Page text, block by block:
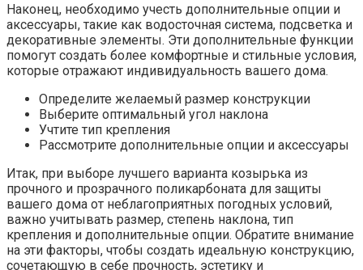
Наконец, необходимо учесть дополнительные опции и
аксессуары, такие как водосточная система, подсветка и
декоративные элементы. Эти дополнительные функции
помогут создать более комфортные и стильные условия,
которые отражают индивидуальность вашего дома.
Определите желаемый размер конструкции
Выберите оптимальный угол наклона
Учтите тип крепления
Рассмотрите дополнительные опции и аксессуары
Итак, при выборе лучшего варианта козырька из
прочного и прозрачного поликарбоната для защиты
вашего дома от неблагоприятных погодных условий,
важно учитывать размер, степень наклона, тип
крепления и дополнительные опции. Обратите внимание
на эти факторы, чтобы создать идеальную конструкцию,
сочетающую в себе прочность, эстетику и